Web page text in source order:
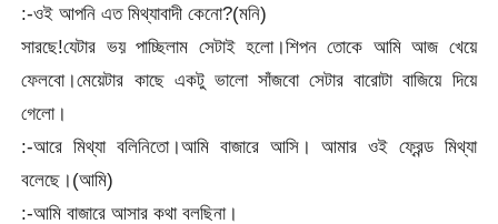
:-ওই আপনি এত মিথ্যাবাদী কেনো?(মনি)
সারছে!যেটার ভয় পাচ্ছিলাম সেটাই হলো।শিপন তোকে আমি আজ খেয়ে
ফেলবো।মেয়েটার কাছে একটু ভালো সাঁজবো সেটার বারোটা বাজিয়ে দিয়ে
গেলো।
:-আরে মিথ্যা বলিনিতো।আমি বাজারে আসি। আমার ওই ফ্রেন্ড মিথ্যা
বলেছে।(আমি)
:-আমি বাজারে আসার কথা বলছিনা।